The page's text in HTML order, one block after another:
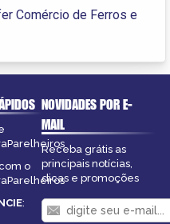
Comércio de Ferros e
o
:
NOVIDADES POR E-
MAIL
Receba grátis as
principais notícias,
dicas e promoções